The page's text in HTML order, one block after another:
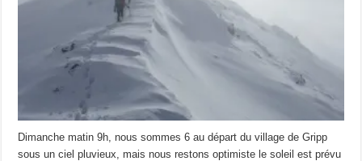
Dimanche matin 9h, nous sommes 6 au départ du village de Gripp
sous un ciel pluvieux, mais nous restons optimiste le soleil est prévu